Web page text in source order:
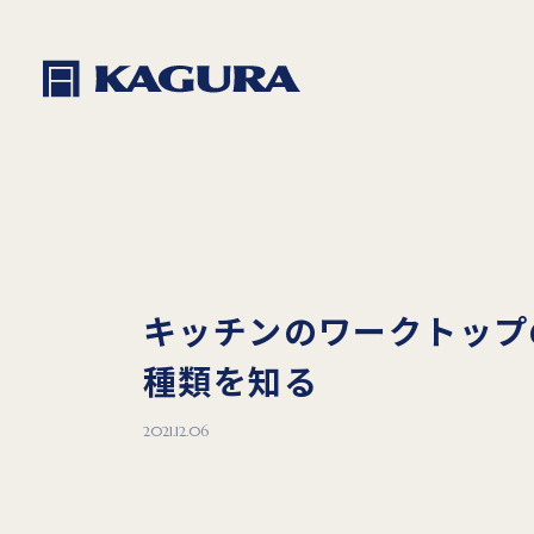
キッチンのワークトッ
種類を知る
2021.12.06